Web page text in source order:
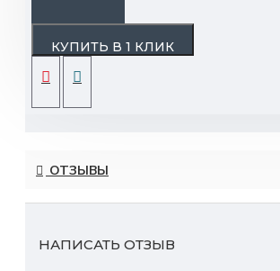
КУПИТЬ В 1 КЛИК
конфета со вкусом лесного
Срок годности: 3 мес.
ОТЗЫВЫ
НАПИСАТЬ ОТЗЫВ